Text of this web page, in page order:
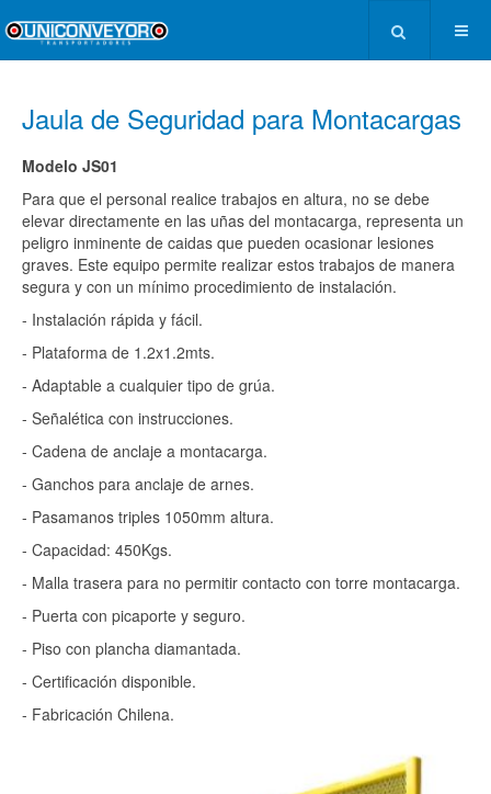
Jaula de Seguridad para Montacargas
Modelo JS01
Para que el personal realice trabajos en altura, no se debe
elevar directamente en las uñas del montacarga, representa un
peligro inminente de caidas que pueden ocasionar lesiones
graves. Este equipo permite realizar estos trabajos de manera
segura y con un mínimo procedimiento de instalación.
- Instalación rápida y fácil.
- Plataforma de 1.2x1.2mts.
- Adaptable a cualquier tipo de grúa.
- Señalética con instrucciones.
- Cadena de anclaje a montacarga.
- Ganchos para anclaje de arnes.
- Pasamanos triples 1050mm altura.
- Capacidad: 450Kgs.
- Malla trasera para no permitir contacto con torre montacarga.
- Puerta con picaporte y seguro.
- Piso con plancha diamantada.
- Certificación disponible.
- Fabricación Chilena.